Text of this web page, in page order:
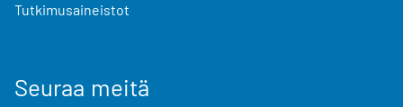
Tutkimusaineistot
Seuraa meitä